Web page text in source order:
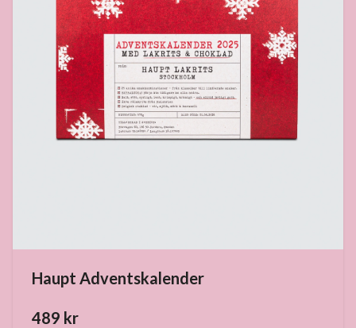
Haupt Adventskalender
489 kr